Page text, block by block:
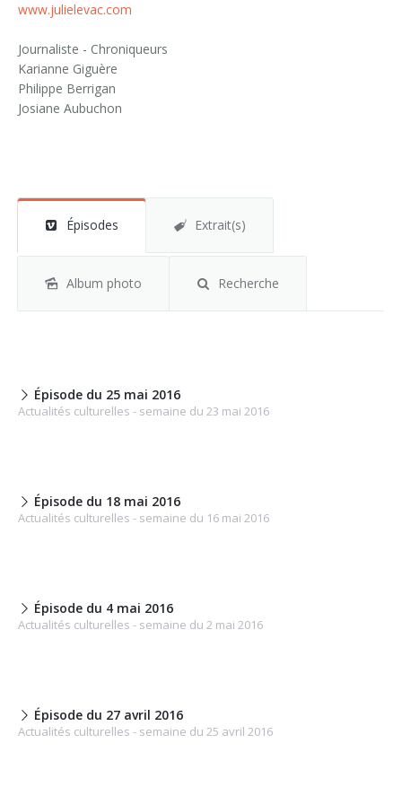
www.julielevac.com
Journaliste - Chroniqueurs
Karianne Giguère
Philippe Berrigan
Josiane Aubuchon
Épisodes Extrait(s)
Album photo Recherche
Épisode du 25 mai 2016
Actualités culturelles - semaine du 23 mai 2016
Épisode du 18 mai 2016
Actualités culturelles - semaine du 16 mai 2016
Épisode du 4 mai 2016
Actualités culturelles - semaine du 2 mai 2016
Épisode du 27 avril 2016
Actualités culturelles - semaine du 25 avril 2016